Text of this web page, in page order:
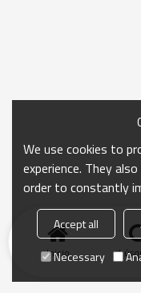
Inicio
We use cookies to
experience. They
order to constantly
Accept all
Necessary